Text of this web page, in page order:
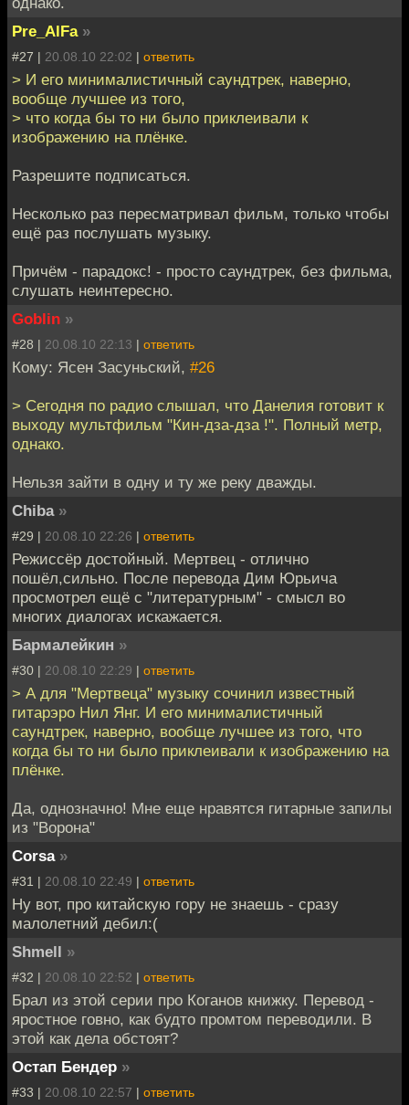
Pre_AlFa »
#27 | 20.08.10 22:02 | ответить
> И его минималистичный саундтрек, наверно,
вообще лучшее из того,
> что когда бы то ни было приклеивали к
изображению на плёнке.
Разрешите подписаться.
Несколько раз пересматривал фильм, только чтобы
ещё раз послушать музыку.
Причём - парадокс! - просто саундтрек, без фильма,
слушать неинтересно.
Goblin »
#28 | 20.08.10 22:13 | ответить
Кому: Ясен Засуньский, #26
> Сегодня по радио слышал, что Данелия готовит к
выходу мультфильм "Кин-дза-дза !". Полный метр,
однако.
Нельзя зайти в одну и ту же реку дважды.
Chiba »
#29 | 20.08.10 22:26 | ответить
Режиссёр достойный. Мертвец - отлично
пошёл,сильно. После перевода Дим Юрьича
просмотрел ещё с "литературным" - смысл во
многих диалогах искажается.
Бармалейкин »
#30 | 20.08.10 22:29 | ответить
> А для "Мертвеца" музыку сочинил известный
гитарэро Нил Янг. И его минималистичный
саундтрек, наверно, вообще лучшее из того, что
когда бы то ни было приклеивали к изображению на
плёнке.
Да, однозначно! Мне еще нравятся гитарные запилы
из "Ворона"
Corsa »
#31 | 20.08.10 22:49 | ответить
Ну вот, про китайскую гору не знаешь - сразу
малолетний дебил:(
Shmell »
#32 | 20.08.10 22:52 | ответить
Брал из этой серии про Коганов книжку. Перевод -
яростное говно, как будто промтом переводили. В
этой как дела обстоят?
Остап Бендер »
#33 | 20.08.10 22:57 | ответить